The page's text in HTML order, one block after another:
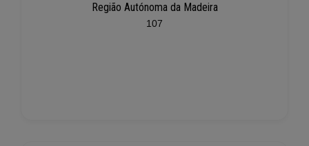
Região Autónoma da Madeira
107